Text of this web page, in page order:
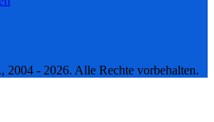
- 2026. Alle Rechte vorbehalten.